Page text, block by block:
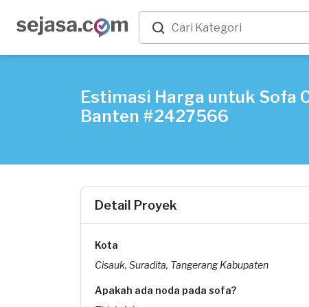
Estimasi Harga untuk Sofa
Banten #2427566
Detail Proyek
Kota
Cisauk, Suradita, Tangerang Kabupaten
Apakah ada noda pada sofa?